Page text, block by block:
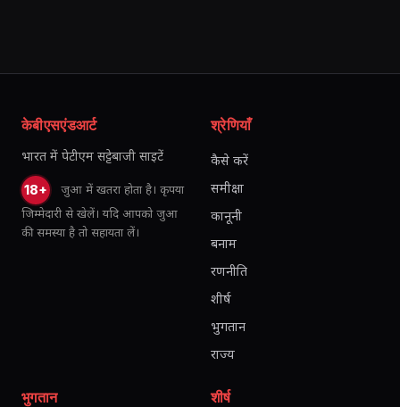
केबीएसएंडआर्ट
भारत में पेटीएम सट्टेबाजी साइटें
18+
जुआ में खतरा होता है। कृपया
जिम्मेदारी से खेलें। यदि आपको जुआ
की समस्या है तो सहायता लें।
श्रेणियाँ
कैसे करें
समीक्षा
कानूनी
बनाम
रणनीति
शीर्ष
भुगतान
राज्य
भुगतान शीर्ष